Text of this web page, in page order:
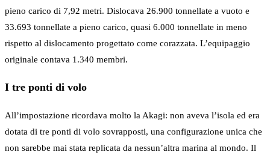
pieno carico di 7,92 metri. Dislocava 26.900 tonnellate a vuoto e
33.693 tonnellate a pieno carico, quasi 6.000 tonnellate in meno
rispetto al dislocamento progettato come corazzata. L’equipaggio
originale contava 1.340 membri.
I tre ponti di volo
All’impostazione ricordava molto la Akagi: non aveva l’isola ed era
dotata di tre ponti di volo sovrapposti, una configurazione unica che
non sarebbe mai stata replicata da nessun’altra marina al mondo. Il